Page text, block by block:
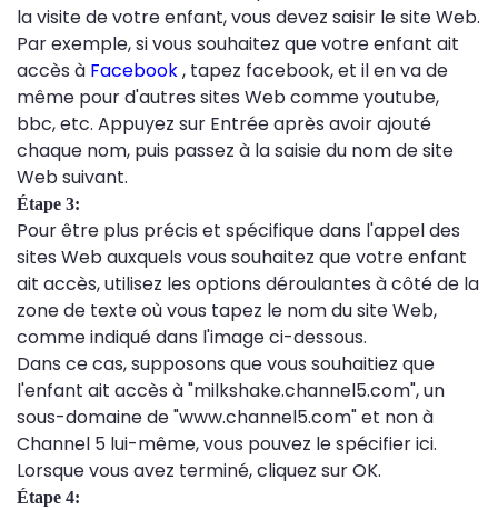
la visite de votre enfant, vous devez saisir le site Web.
Par exemple, si vous souhaitez que votre enfant ait
accès à Facebook, tapez facebook, et il en va de
même pour d'autres sites Web comme youtube,
bbc, etc. Appuyez sur Entrée après avoir ajouté
chaque nom, puis passez à la saisie du nom de site
Web suivant.
Étape 3:
Pour être plus précis et spécifique dans l'appel des
sites Web auxquels vous souhaitez que votre enfant
ait accès, utilisez les options déroulantes à côté de la
zone de texte où vous tapez le nom du site Web,
comme indiqué dans l'image ci-dessous.
Dans ce cas, supposons que vous souhaitiez que
l'enfant ait accès à "milkshake.channel5.com", un
sous-domaine de "www.channel5.com" et non à
Channel 5 lui-même, vous pouvez le spécifier ici.
Lorsque vous avez terminé, cliquez sur OK.
Étape 4: